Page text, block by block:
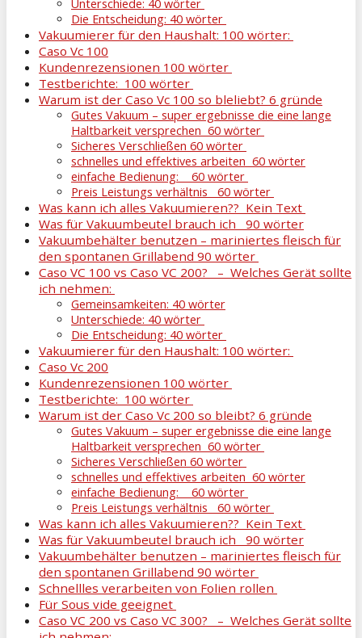
Unterschiede: 40 wörter
Die Entscheidung: 40 wörter
Vakuumierer für den Haushalt: 100 wörter:
Caso Vc 100
Kundenrezensionen 100 wörter
Testberichte: 100 wörter
Warum ist der Caso Vc 100 so bleliebt? 6 gründe
Gutes Vakuum – super ergebnisse die eine lange
Haltbarkeit versprechen 60 wörter
Sicheres Verschließen 60 wörter
schnelles und effektives arbeiten 60 wörter
einfache Bedienung: 60 wörter
Preis Leistungs verhältnis 60 wörter
Was kann ich alles Vakuumieren?? Kein Text
Was für Vakuumbeutel brauch ich 90 wörter
Vakuumbehälter benutzen – mariniertes fleisch für
den spontanen Grillabend 90 wörter
Caso VC 100 vs Caso VC 200? – Welches Gerät sollte
ich nehmen:
Gemeinsamkeiten: 40 wörter
Unterschiede: 40 wörter
Die Entscheidung: 40 wörter
Vakuumierer für den Haushalt: 100 wörter:
Caso Vc 200
Kundenrezensionen 100 wörter
Testberichte: 100 wörter
Warum ist der Caso Vc 200 so bleibt? 6 gründe
Gutes Vakuum – super ergebnisse die eine lange
Haltbarkeit versprechen 60 wörter
Sicheres Verschließen 60 wörter
schnelles und effektives arbeiten 60 wörter
einfache Bedienung: 60 wörter
Preis Leistungs verhältnis 60 wörter
Was kann ich alles Vakuumieren?? Kein Text
Was für Vakuumbeutel brauch ich 90 wörter
Vakuumbehälter benutzen – mariniertes fleisch für
den spontanen Grillabend 90 wörter
Schnellles verarbeiten von Folien rollen
Für Sous vide geeignet
Caso VC 200 vs Caso VC 300? – Welches Gerät sollte